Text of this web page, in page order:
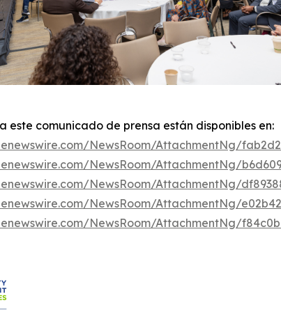
este comunicado de prensa están disponibles en:
NewsRoom/AttachmentNg/
NewsRoom/AttachmentNg/
NewsRoom/AttachmentNg/
NewsRoom/AttachmentNg/
NewsRoom/AttachmentNg/